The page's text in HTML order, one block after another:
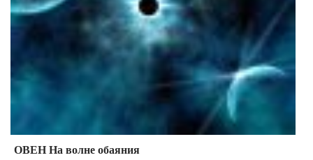
ОВЕН На волне обаяния